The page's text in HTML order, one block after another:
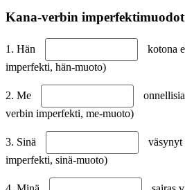
Kana-verbin imperfektimuodot
1. Hän
kotona
imperfekti, hän-muoto)
2. Me
verbin imperfekti, me-muoto)
3. Sinä
väsynyt
imperfekti, sinä-muoto)